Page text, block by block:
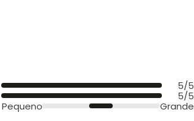
5/5
5/5
Pequeno Grande